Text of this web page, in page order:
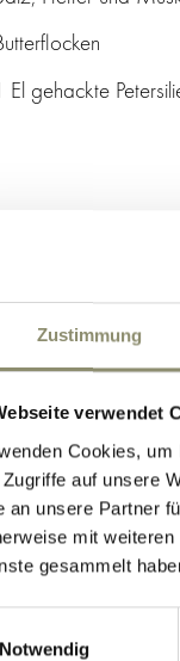
Zustimmung
verwendet
Cookies,
Zugriffe auf unsere
an unsere Partner
mit
gesammelt
Notwendig
El gehackte
der Füllung
des Teigs:
in eine
Teig mit der
der
und